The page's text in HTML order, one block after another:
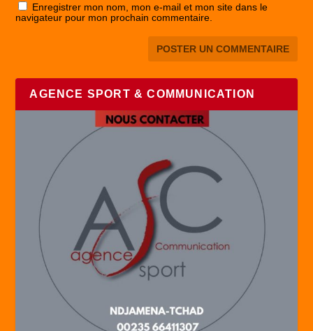
Enregistrer mon nom, mon e-mail et mon site dans le
navigateur pour mon prochain commentaire.
AGENCE SPORT & COMMUNICATION